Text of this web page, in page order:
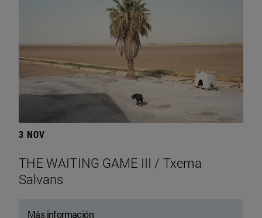
3 NOV
THE WAITING GAME III / Txema
Salvans
Más información